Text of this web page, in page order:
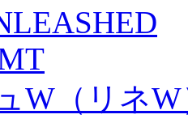
W（リネ